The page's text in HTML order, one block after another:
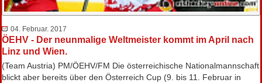
04. Februar. 2017
ÖEHV - Der neunmalige Weltmeister kommt im April nach
Linz und Wien.
(Team Austria) PM/ÖEHV/FM Die österreichische Nationalmannschaft
blickt aber bereits über den Österreich Cup (9. bis 11. Februar in